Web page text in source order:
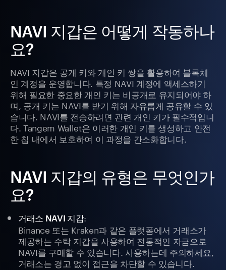
NAVI 지갑은 어떻게 작동하나
요?
NAVI 지갑은 공개 키와 개인 키 쌍을 활용하여 블록체
인 계정을 운영합니다. 특정 NAVI 계정에 액세스하기
위해 필요한 중요한 개인 키는 비공개로 유지되어야 하
며, 공개 키는 NAVI를 받기 위해 자유롭게 공유할 수 있
습니다. NAVI를 전송하려면 관련 개인 키가 필수적입니
다. Tangem Wallet은 이러한 개인 키를 생성하고 안전
한 칩 내에서 보호하여 이 과정을 간소화합니다.
NAVI 지갑의 유형은 무엇인가
요?
거래소 NAVI 지갑:
Binance 또는 Kraken과 같은 플랫폼에서 거래소가
제공하는 수탁 지갑을 사용하여 전통적인 자금으로
NAVI를 구매할 수 있습니다. 사용하는데 주의하세요,
거래소는 경고 없이 접근을 차단할 수 있습니다.